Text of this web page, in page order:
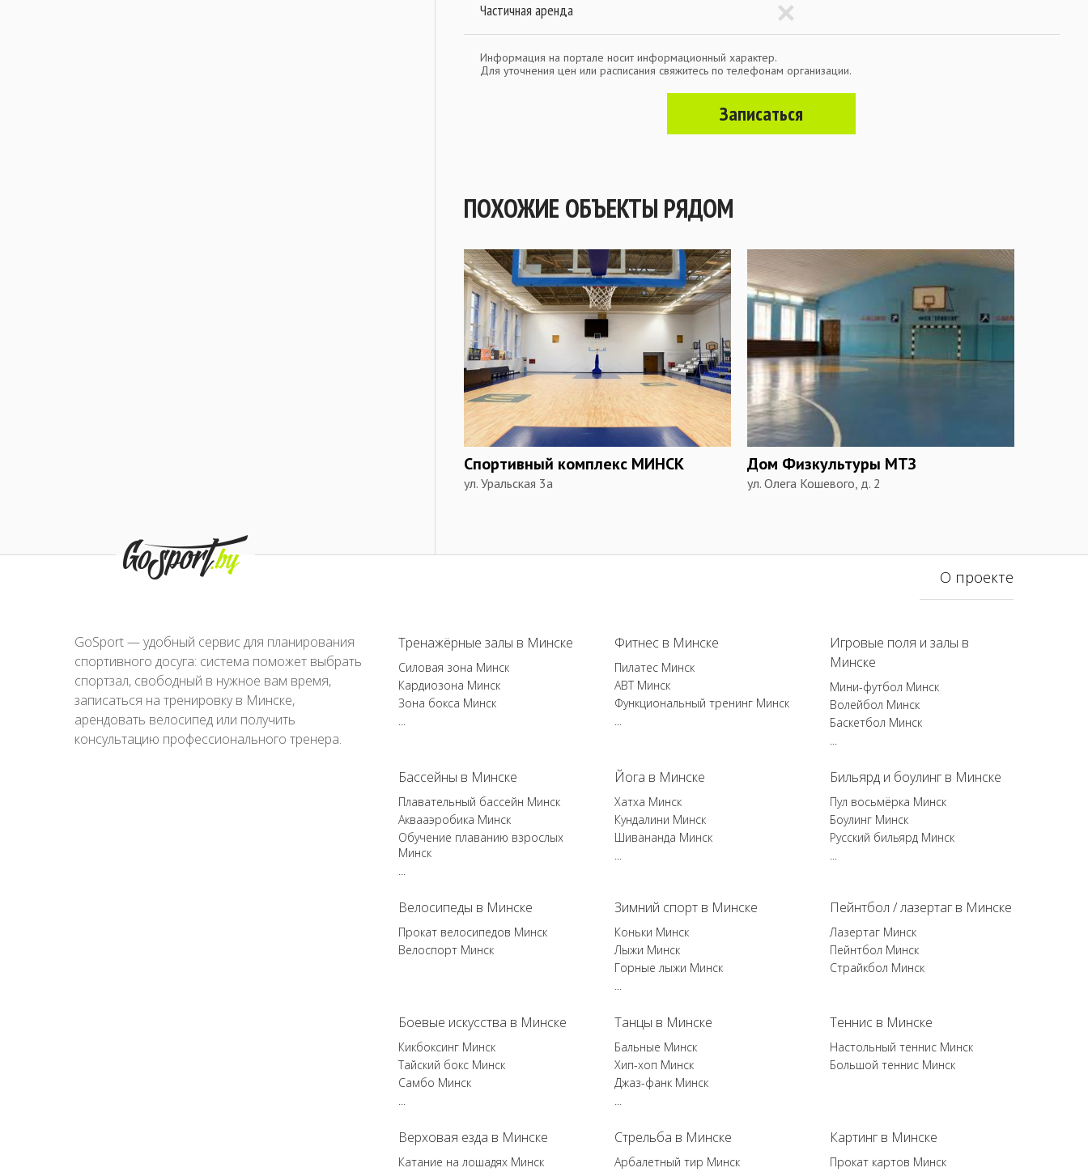
Частичная аренда
Информация на портале носит информационный характер.
Для уточнения цен или расписания свяжитесь по телефонам организации.
Записаться
ПОХОЖИЕ ОБЪЕКТЫ РЯДОМ
Спортивный комплекс МИНСК
ул. Уральская 3а
Дом Физкультуры МТЗ
ул. Олега Кошевого, д. 2
О проекте
GoSport — удобный сервис для планирования
спортивного досуга: система поможет выбрать
спортзал, свободный в нужное вам время,
записаться на тренировку в Минске,
арендовать велосипед или получить
консультацию профессионального тренера.
Тренажёрные залы в Минске
Силовая зона Минск
Кардиозона Минск
Зона бокса Минск
...
Фитнес в Минске
Пилатес Минск
ABT Минск
Функциональный тренинг Минск
...
Игровые поля и залы в
Минске
Мини-футбол Минск
Волейбол Минск
Баскетбол Минск
...
Бассейны в Минске
Плавательный бассейн Минск
Аквааэробика Минск
Обучение плаванию взрослых
Минск
...
Йога в Минске
Хатха Минск
Кундалини Минск
Шивананда Минск
...
Бильярд и боулинг в Минске
Пул восьмёрка Минск
Боулинг Минск
Русский бильярд Минск
...
Велосипеды в Минске
Прокат велосипедов Минск
Велоспорт Минск
Зимний спорт в Минске
Коньки Минск
Лыжи Минск
Горные лыжи Минск
...
Пейнтбол / лазертаг в Минске
Лазертаг Минск
Пейнтбол Минск
Страйкбол Минск
Боевые искусства в Минске
Кикбоксинг Минск
Тайский бокс Минск
Самбо Минск
...
Танцы в Минске
Бальные Минск
Хип-хоп Минск
Джаз-фанк Минск
...
Теннис в Минске
Настольный теннис Минск
Большой теннис Минск
Верховая езда в Минске
Катание на лошадях Минск
Стрельба в Минске
Арбалетный тир Минск
Картинг в Минске
Прокат картов Минск